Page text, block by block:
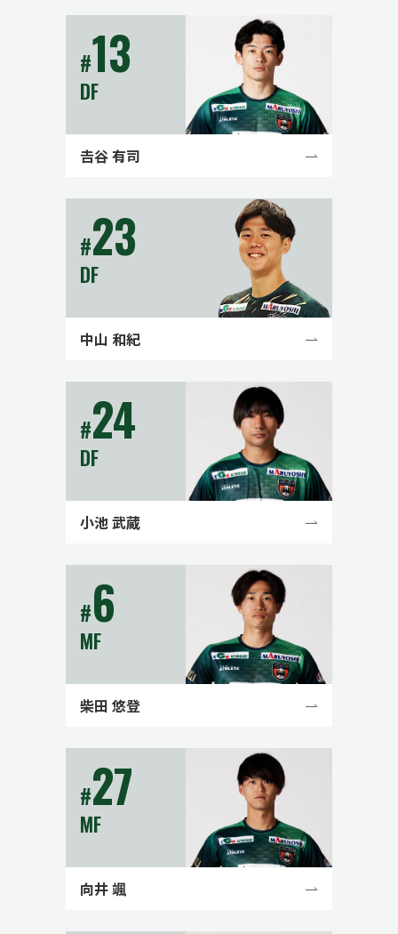
#13
DF
𠮷谷 有司
#23
DF
中山 和紀
#24
DF
小池 武蔵
#6
MF
柴田 悠登
#27
MF
向井 颯